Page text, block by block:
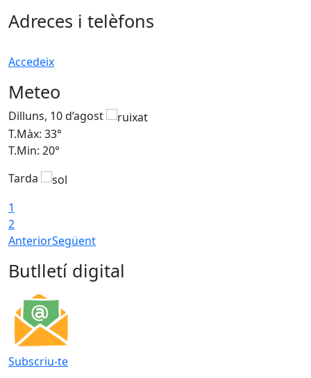
Adreces i telèfons
Accedeix
Meteo
Dilluns, 10 d’agost
T.Màx: 33°
T.Min: 20°
Tarda
1
2
AnteriorSegüent
Butlletí digital
Subscriu-te